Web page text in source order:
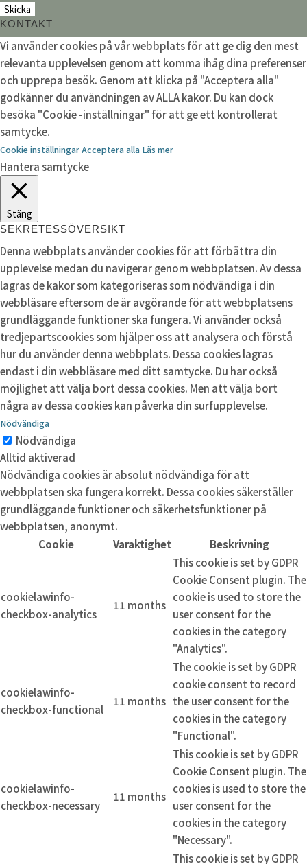
KONTAKT
Vi använder cookies på vår webbplats för att ge dig den mest
relevanta upplevelsen genom att komma ihåg dina preferenser
och upprepa besök. Genom att klicka på "Acceptera alla"
godkänner du användningen av ALLA kakor. Du kan dock
besöka "Cookie -inställningar" för att ge ett kontrollerat
samtycke.
Cookie inställningarAcceptera alla Läs mer
Hantera samtycke
Stäng
SEKRETESSÖVERSIKT
Denna webbplats använder cookies för att förbättra din
upplevelse medan du navigerar genom webbplatsen. Av dessa
lagras de kakor som kategoriseras som nödvändiga i din
webbläsare eftersom de är avgörande för att webbplatsens
grundläggande funktioner ska fungera. Vi använder också
tredjepartscookies som hjälper oss att analysera och förstå
hur du använder denna webbplats. Dessa cookies lagras
endast i din webbläsare med ditt samtycke. Du har också
möjlighet att välja bort dessa cookies. Men att välja bort
några av dessa cookies kan påverka din surfupplevelse.
Nödvändiga
Nödvändiga
Alltid aktiverad
Nödvändiga cookies är absolut nödvändiga för att
webbplatsen ska fungera korrekt. Dessa cookies säkerställer
grundläggande funktioner och säkerhetsfunktioner på
webbplatsen, anonymt.
Cookie
Varaktighet Beskrivning
cookielawinfo-
checkbox-analytics
11 months
This cookie is set by GDPR
Cookie Consent plugin. The
cookie is used to store the
user consent for the
cookies in the category
"Analytics".
cookielawinfo-
checkbox-functional
11 months
The cookie is set by GDPR
cookie consent to record
the user consent for the
cookies in the category
"Functional".
cookielawinfo-
checkbox-necessary
11 months
This cookie is set by GDPR
Cookie Consent plugin. The
cookies is used to store the
user consent for the
cookies in the category
"Necessary".
This cookie is set by GDPR